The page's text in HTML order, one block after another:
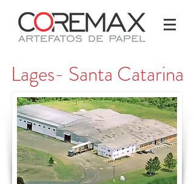
Lages- Santa Catarina